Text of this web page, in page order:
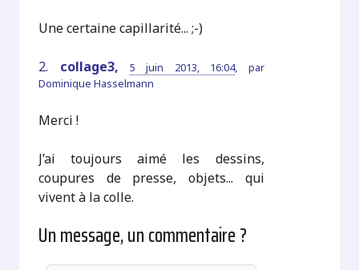
Une certaine capillarité... ;-)
2. collage3, 5 juin 2013, 16:04, par
Dominique Hasselmann
Merci !
J’ai toujours aimé les dessins,
coupures de presse, objets... qui
vivent à la colle.
Un message, un commentaire ?